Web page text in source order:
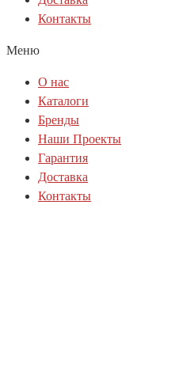
Контакты
Меню
О нас
Каталоги
Бренды
Наши Проекты
Гарантия
Доставка
Контакты